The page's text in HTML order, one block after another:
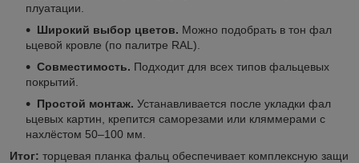
плуатации.
Широкий выбор цветов. Можно подобрать в тон фал
ьцевой кровле (по палитре RAL).
Совместимость. Подходит для всех типов фальцевых
покрытий.
Простой монтаж. Устанавливается после укладки фал
ьцевых картин, крепится саморезами или кляммерами с
нахлёстом 50–100 мм.
Итог: торцевая планка фальц обеспечивает комплексную защи